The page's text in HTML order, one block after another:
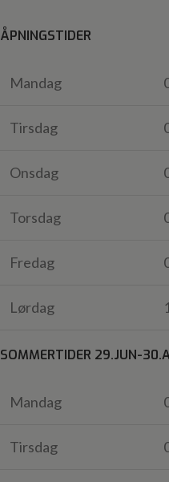
ÅPNINGSTIDER
Mandag
Tirsdag
Onsdag
Torsdag
Fredag
Lørdag
SOMMERTIDER 29.JUN-
Mandag
Tirsdag